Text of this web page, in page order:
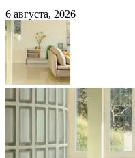
6 августа, 2026